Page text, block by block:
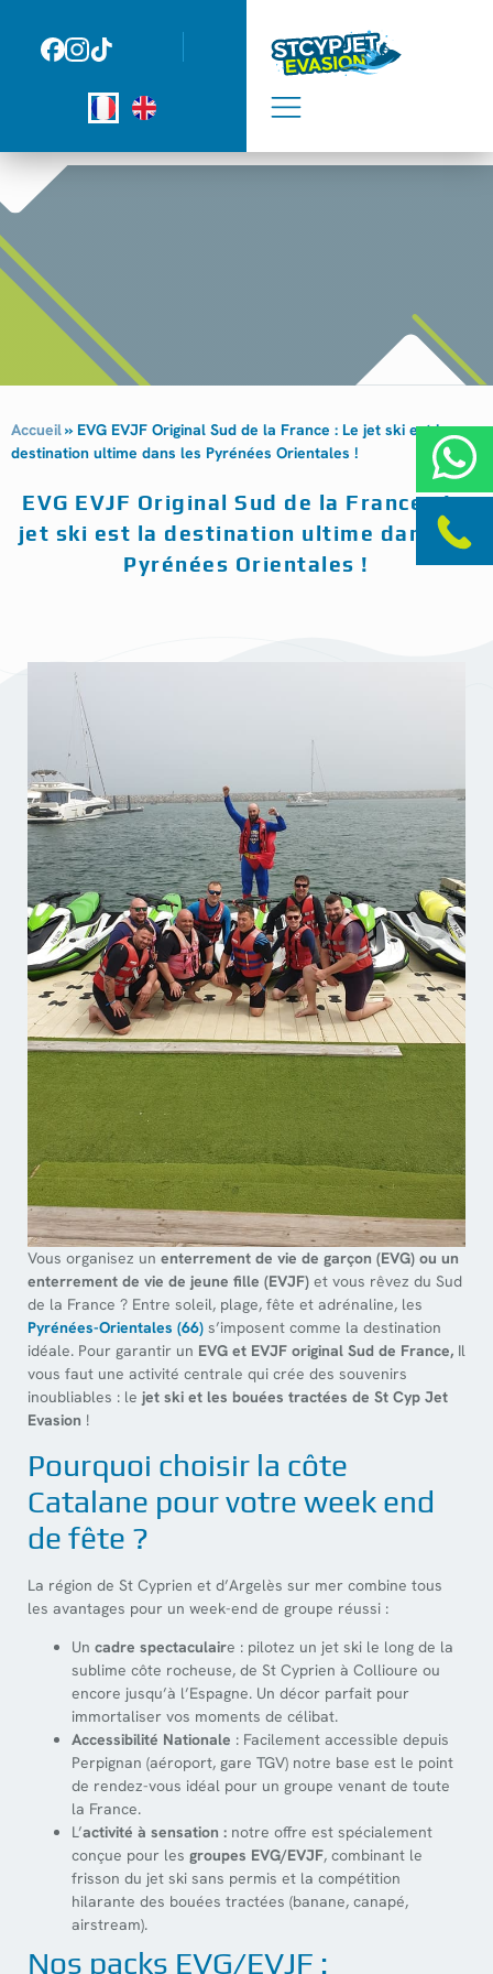
Accueil» EVG EVJF Original Sud de la France : Le jet ski est la
destination ultime dans les Pyrénées Orientales !
EVG EVJF Original Sud de la France : Le
jet ski est la destination ultime dans les
Pyrénées Orientales !
Vous organisez un enterrement de vie de garçon (EVG) ou un
enterrement de vie de jeune fille (EVJF) et vous rêvez du Sud
de la France ? Entre soleil, plage, fête et adrénaline, les
Pyrénées-Orientales (66) s’imposent comme la destination
idéale. Pour garantir un EVG et EVJF original Sud de France, Il
vous faut une activité centrale qui crée des souvenirs
inoubliables : le jet ski et les bouées tractées de St Cyp Jet
Evasion !
Pourquoi choisir la côte
Catalane pour votre week end
de fête ?
La région de St Cyprien et d’Argelès sur mer combine tous
les avantages pour un week-end de groupe réussi :
Un cadre spectaculaire : pilotez un jet ski le long de la
sublime côte rocheuse, de St Cyprien à Collioure ou
encore jusqu’à l’Espagne. Un décor parfait pour
immortaliser vos moments de célibat.
Accessibilité Nationale : Facilement accessible depuis
Perpignan (aéroport, gare TGV) notre base est le point
de rendez-vous idéal pour un groupe venant de toute
la France.
L’activité à sensation : notre offre est spécialement
conçue pour les groupes EVG/EVJF, combinant le
frisson du jet ski sans permis et la compétition
hilarante des bouées tractées (banane, canapé,
airstream).
Nos packs EVG/EVJF :